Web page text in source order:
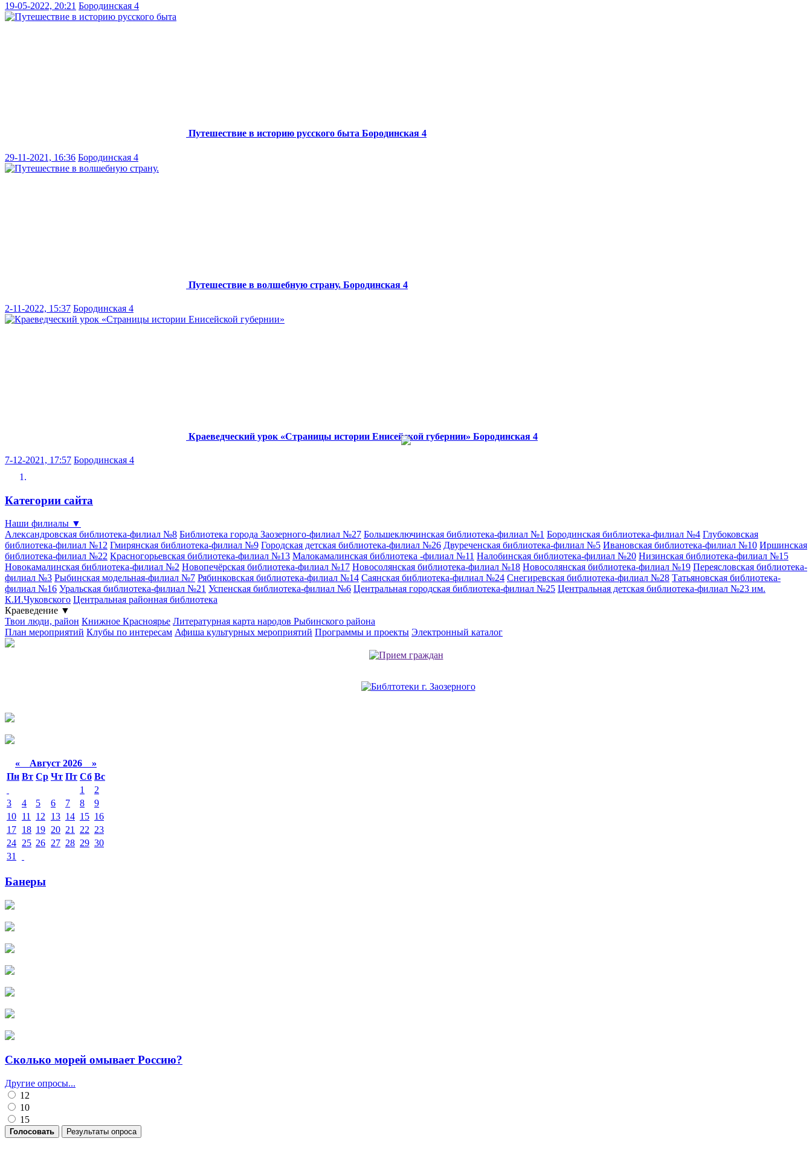
19-05-2022, 20:21 Бородинская 4
Путешествие в историю русского быта Бородинская 4
29-11-2021, 16:36 Бородинская 4
Путешествие в волшебную страну. Бородинская 4
2-11-2022, 15:37 Бородинская 4
Краеведческий урок «Страницы истории Енисейской губернии» Бородинская 4
7-12-2021, 17:57 Бородинская 4
Категории сайта
Наши филиалы ▼
Александровская библиотека-филиал №8 Библиотека города Заозерного-филиал №27 Большеключинская библиотека-филиал №1 Бородинская библиотека-филиал №4 Глубоковская
библиотека-филиал №12 Гмирянская библиотека-филиал №9 Городская детская библиотека-филиал №26 Двуреченская библиотека-филиал №5 Ивановская библиотека-филиал №10 Иршинская
библиотека-филиал №22 Красногорьевская библиотека-филиал №13 Малокамалинская библиотека -филиал №11 Налобинская библиотека-филиал №20 Низинская библиотека-филиал №15
Новокамалинская библиотека-филиал №2 Новопечёрская библиотека-филиал №17 Новосолянская библиотека-филиал №18 Новосолянская библиотека-филиал №19 Переясловская библиотека-
филиал №3 Рыбинская модельная-филиал №7 Рябинковская библиотека-филиал №14 Саянская библиотека-филиал №24 Снегиревская библиотека-филиал №28 Татьяновская библиотека-
филиал №16 Уральская библиотека-филиал №21 Успенская библиотека-филиал №6 Центральная городская библиотека-филиал №25 Центральная детская библиотека-филиал №23 им.
К.И.Чуковского Центральная районная библиотека
Краеведение ▼
Твои люди, район Книжное Красноярье Литературная карта народов Рыбинского района
План мероприятий Клубы по интересам Афиша культурных мероприятий Программы и проекты Электронный каталог
« Август 2026 »
Пн Вт Ср Чт Пт Сб Вс
1
2
3
4 5 6 7 8
9
10 11 12 13 14 15 16
17 18 19 20 21 22 23
24 25 26 27 28 29 30
31
Банеры
Сколько морей омывает Россию?
Другие опросы...
12
10
15
Голосовать Результаты опроса